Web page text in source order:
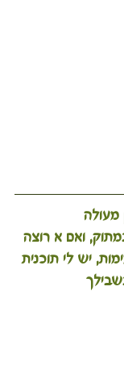
מעולה
ואם א רוצה
יש לי תוכנית